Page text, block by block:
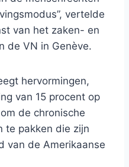
vertelde
van het zaken- en
de VN in Genève.
hervormingen,
van 15 procent op
de chronische
te pakken die zijn
van de Amerikaanse